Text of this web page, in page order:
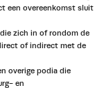
een overeenkomst sluit
zich in of rondom de
of indirect met de
overige podia die
en